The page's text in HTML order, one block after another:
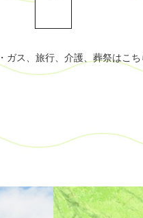
ガス、旅行、介護、葬祭はこち